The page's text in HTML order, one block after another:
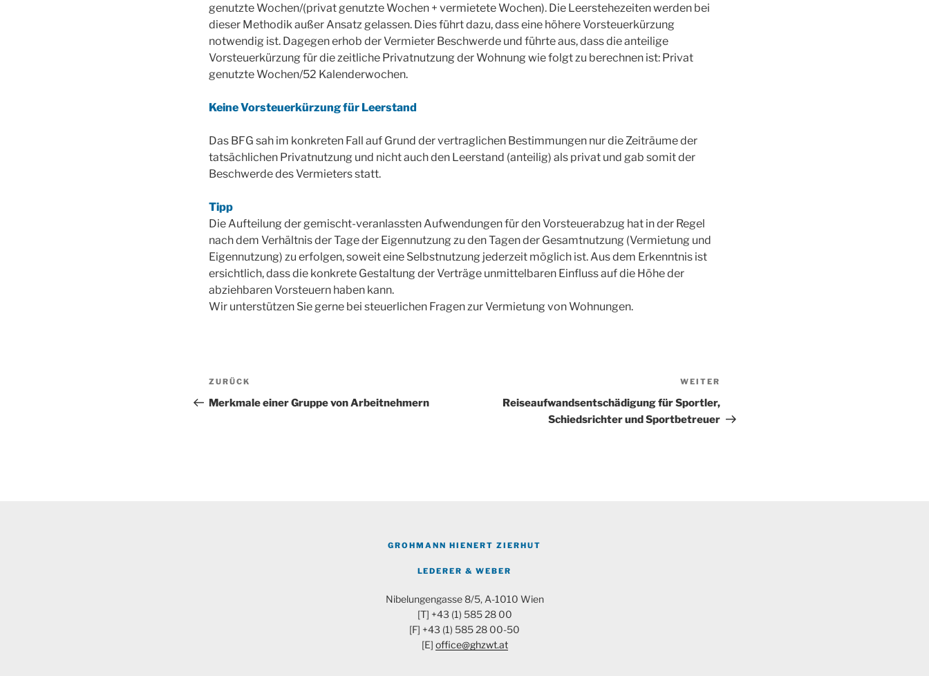
genutzte Wochen/(privat genutzte Wochen + vermietete Wochen). Die Leerstehezeiten werden bei
dieser Methodik außer Ansatz gelassen. Dies führt dazu, dass eine höhere Vorsteuerkürzung
notwendig ist. Dagegen erhob der Vermieter Beschwerde und führte aus, dass die anteilige
Vorsteuerkürzung für die zeitliche Privatnutzung der Wohnung wie folgt zu berechnen ist: Privat
genutzte Wochen/52 Kalenderwochen.
Keine Vorsteuerkürzung für Leerstand
Das BFG sah im konkreten Fall auf Grund der vertraglichen Bestimmungen nur die Zeiträume der
tatsächlichen Privatnutzung und nicht auch den Leerstand (anteilig) als privat und gab somit der
Beschwerde des Vermieters statt.
Tipp
Die Aufteilung der gemischt-veranlassten Aufwendungen für den Vorsteuerabzug hat in der Regel
nach dem Verhältnis der Tage der Eigennutzung zu den Tagen der Gesamtnutzung (Vermietung und
Eigennutzung) zu erfolgen, soweit eine Selbstnutzung jederzeit möglich ist. Aus dem Erkenntnis ist
ersichtlich, dass die konkrete Gestaltung der Verträge unmittelbaren Einfluss auf die Höhe der
abziehbaren Vorsteuern haben kann.
Wir unterstützen Sie gerne bei steuerlichen Fragen zur Vermietung von Wohnungen.
Beitragsnavigation
Vorheriger
Beitrag
ZURÜCK
Merkmale einer Gruppe von Arbeitnehmern
WEITER
Reiseaufwandsentschädigung für Sportler,
Schiedsrichter und Sportbetreuer
GROHMANN HIENERT ZIERHUT
LEDERER & WEBER
Nibelungengasse 8/5, A-1010 Wien
[T] +43 (1) 585 28 00
[F] +43 (1) 585 28 00-50
[E] office@ghzwt.at